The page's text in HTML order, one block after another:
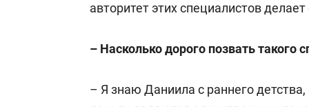
авторитет этих специалистов
– Насколько дорого позвать такого
– Я знаю Даниила с раннего